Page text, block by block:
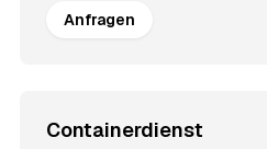
Anfragen
Containerdienst